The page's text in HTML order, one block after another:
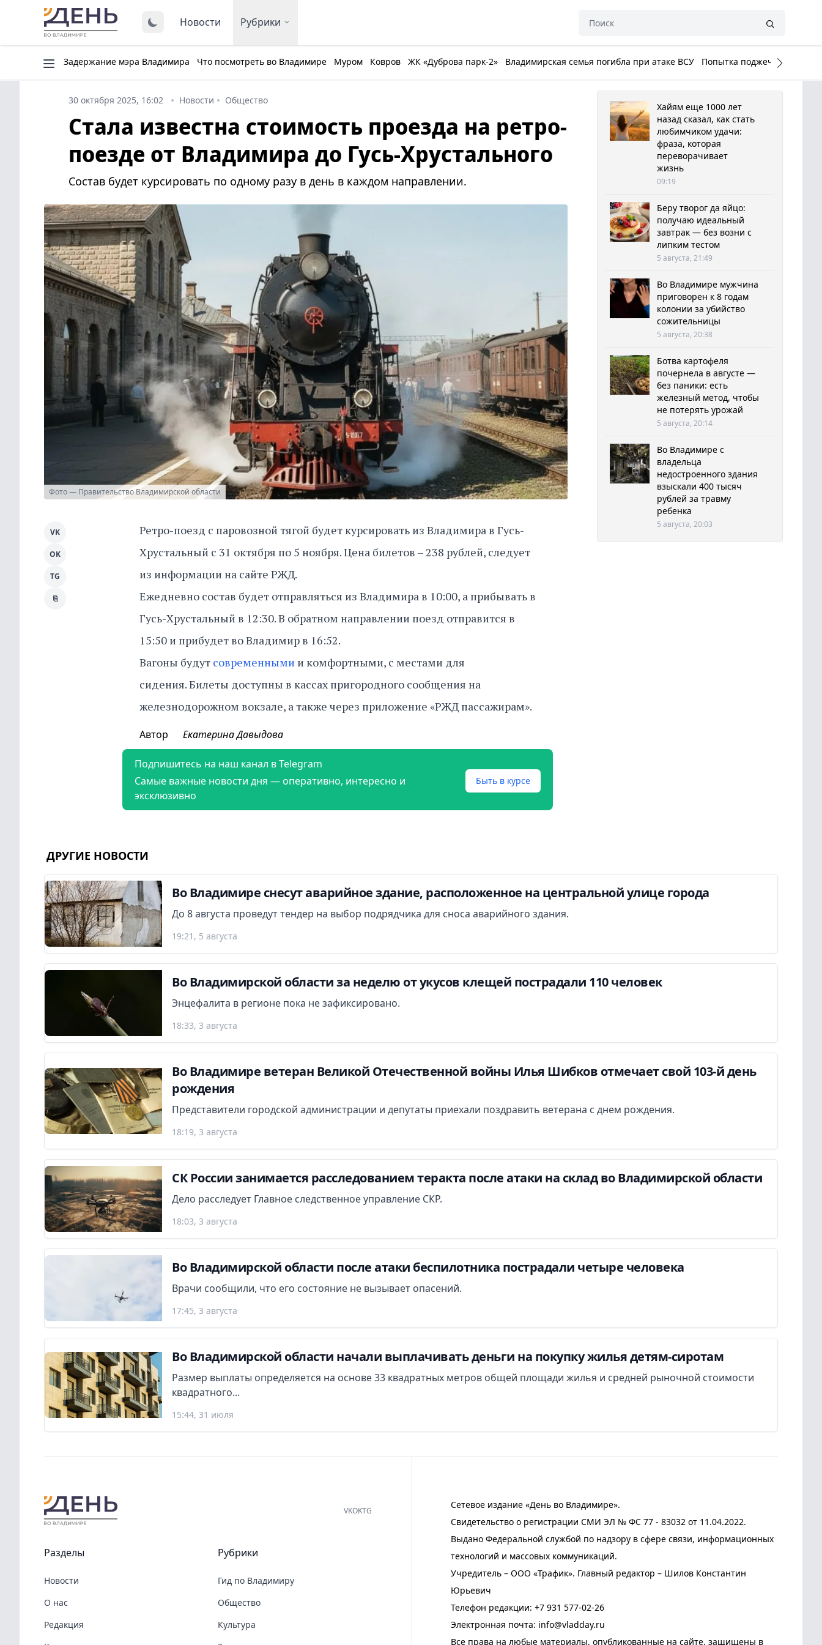
Новости Рубрики
Задержание мэра Владимира Что посмотреть во Владимире Муром Ковров ЖК «Дуброва парк-2» Владимирская семья погибла при атаке ВСУ Попытка поджечь Белый
30 октября 2025, 16:02 Новости Общество
Стала известна стоимость проезда на ретро-
поезде от Владимира до Гусь-Хрустального
Состав будет курсировать по одному разу в день в каждом направлении.
Фото — Правительство Владимирской области
Ретро-поезд с паровозной тягой будет курсировать из Владимира в Гусь-
Хрустальный с 31 октября по 5 ноября. Цена билетов – 238 рублей, следует
из информации на сайте РЖД.
Ежедневно состав будет отправляться из Владимира в 10:00, а прибывать в
Гусь-Хрустальный в 12:30. В обратном направлении поезд отправится в
15:50 и прибудет во Владимир в 16:52.
Вагоны будут современными и комфортными, с местами для
сидения. Билеты доступны в кассах пригородного сообщения на
железнодорожном вокзале, а также через приложение «РЖД пассажирам».
VK
OK
TG
⎘
Автор Екатерина Давыдова
Подпишитесь на наш канал в Telegram
Самые важные новости дня — оперативно, интересно и
эксклюзивно
Быть в курсе
Хайям еще 1000 лет
назад сказал, как стать
любимчиком удачи:
фраза, которая
переворачивает
жизнь
09:19
Беру творог да яйцо:
получаю идеальный
завтрак — без возни с
липким тестом
5 августа, 21:49
Во Владимире мужчина
приговорен к 8 годам
колонии за убийство
сожительницы
5 августа, 20:38
Ботва картофеля
почернела в августе —
без паники: есть
железный метод, чтобы
не потерять урожай
5 августа, 20:14
Во Владимире с
владельца
недостроенного здания
взыскали 400 тысяч
рублей за травму
ребенка
5 августа, 20:03
ДРУГИЕ НОВОСТИ
Во Владимире снесут аварийное здание, расположенное на центральной улице города
До 8 августа проведут тендер на выбор подрядчика для сноса аварийного здания.
19:21, 5 августа
Во Владимирской области за неделю от укусов клещей пострадали 110 человек
Энцефалита в регионе пока не зафиксировано.
18:33, 3 августа
Во Владимире ветеран Великой Отечественной войны Илья Шибков отмечает свой 103-й день
рождения
Представители городской администрации и депутаты приехали поздравить ветерана с днем рождения.
18:19, 3 августа
СК России занимается расследованием теракта после атаки на склад во Владимирской области
Дело расследует Главное следственное управление СКР.
18:03, 3 августа
Во Владимирской области после атаки беспилотника пострадали четыре человека
Врачи сообщили, что его состояние не вызывает опасений.
17:45, 3 августа
Во Владимирской области начали выплачивать деньги на покупку жилья детям-сиротам
Размер выплаты определяется на основе 33 квадратных метров общей площади жилья и средней рыночной стоимости
квадратного...
15:44, 31 июля
Сетевое издание «День во Владимире».
Свидетельство о регистрации СМИ ЭЛ № ФС 77 - 83032 от 11.04.2022.
Выдано Федеральной службой по надзору в сфере связи, информационных
технологий и массовых коммуникаций.
Учредитель – ООО «Трафик». Главный редактор – Шилов Константин
Юрьевич
Телефон редакции: +7 931 577-02-26
Электронная почта: info@vladday.ru
Все права на любые материалы, опубликованные на сайте, защищены в
VKOKTG
Разделы
Новости
О нас
Редакция
Рубрики
Гид по Владимиру
Общество
Культура